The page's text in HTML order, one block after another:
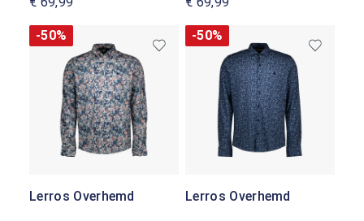
-50%
Lerros Overhemd
-50%
Lerros Overhemd